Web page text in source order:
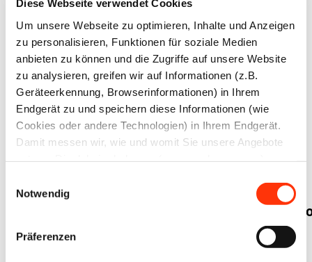
Diese Webseite verwendet Cookies
Um unsere Webseite zu optimieren, Inhalte und Anzeigen
zu personalisieren, Funktionen für soziale Medien
anbieten zu können und die Zugriffe auf unsere Website
zu analysieren, greifen wir auf Informationen (z.B.
Geräteerkennung, Browserinformationen) in Ihrem
Endgerät zu und speichern diese Informationen (wie
Cookies oder andere Technologien) in Ihrem Endgerät.
Damit messen wir, wie und womit Sie unsere Angebote
Werbung und Analysen weiter. Ihre Daten können mit
mehreren ausgewählten Partnern geteilt werden, die sich
je nach unseren aktuellen Geschäftsbeziehungen ändern
können. Indem Sie „Alle zulassen“ klicken, stimmen Sie
Notwendig
Präferenzen
18. Juni 2026 16. Juni 2026
Schreibförderung
betrieblichen
News
Betriebliche
Altersvorsorge
einfach: Das
Zukunftsfonds